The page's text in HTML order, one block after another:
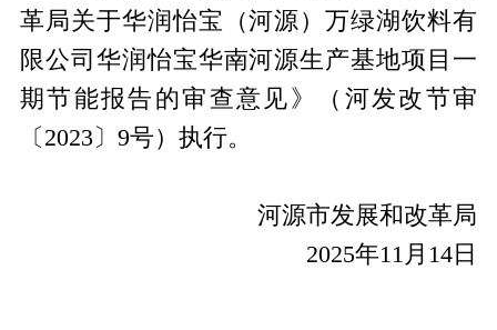
革局关于华润怡宝（河源）万绿湖饮料有
限公司华润怡宝华南河源生产基地项目一
期节能报告的审查意见》（河发改节审
〔 2023〕9号）执行。
河源市发展和改革局
2025年11月14日